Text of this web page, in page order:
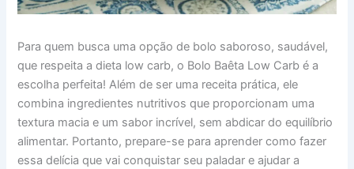
Para quem busca uma opção de bolo saboroso, saudável,
que respeita a dieta low carb, o Bolo Baêta Low Carb é a
escolha perfeita! Além de ser uma receita prática, ele
combina ingredientes nutritivos que proporcionam uma
textura macia e um sabor incrível, sem abdicar do equilíbrio
alimentar. Portanto, prepare-se para aprender como fazer
essa delícia que vai conquistar seu paladar e ajudar a